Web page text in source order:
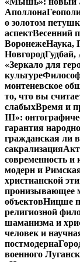
Аполлона
о золотом
аспектВесенний
ВоронежеНаука,
Новгород
«Зеркало для
культуре
монтеневское
то, что вы
слабыхВремя и
III»:
гарантия
гражданская ли
сакрализация
современность и
модерн и
христианской
пронизывающее
объектовНицше
религиозной
шаманизма и
человек и
постмодерна
военного